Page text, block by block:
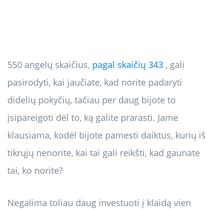
550 angelų skaičius, pagal skaičių 343 , gali
pasirodyti, kai jaučiate, kad norite padaryti
didelių pokyčių, tačiau per daug bijote to
įsipareigoti dėl to, ką galite prarasti. Jame
klausiama, kodėl bijote pamesti daiktus, kurių iš
tikrųjų nenorite, kai tai gali reikšti, kad gaunate
tai, ko norite?
Negalima toliau daug investuoti į klaidą vien